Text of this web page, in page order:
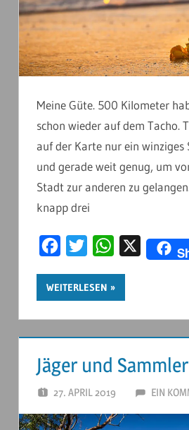
Meine Güte. 500 Kilometer
schon wieder auf dem Tacho.
auf der Karte nur ein winziges
und gerade weit genug, um
Stadt zur anderen zu
knapp drei
FacebookTwitter WhatsApp
X
WEITERLESEN
Jäger und Sammler
27. APRIL 2019 EIN